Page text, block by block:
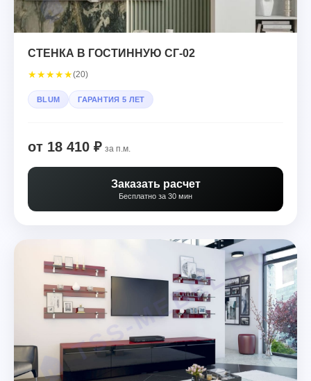
СТЕНКА В ГОСТИННУЮ СГ-02
★★★★★(20)
BLUM ГАРАНТИЯ 5 ЛЕТ
от 18 410 ₽ за п.м.
Заказать расчет
Бесплатно за 30 мин